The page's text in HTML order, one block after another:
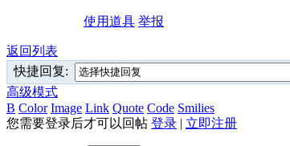
使用道具 举报
返回列表
快捷回复:
高级模式
B Color Image Link Quote Code Smilies
您需要登录后才可以回帖 登录 | 立即注册